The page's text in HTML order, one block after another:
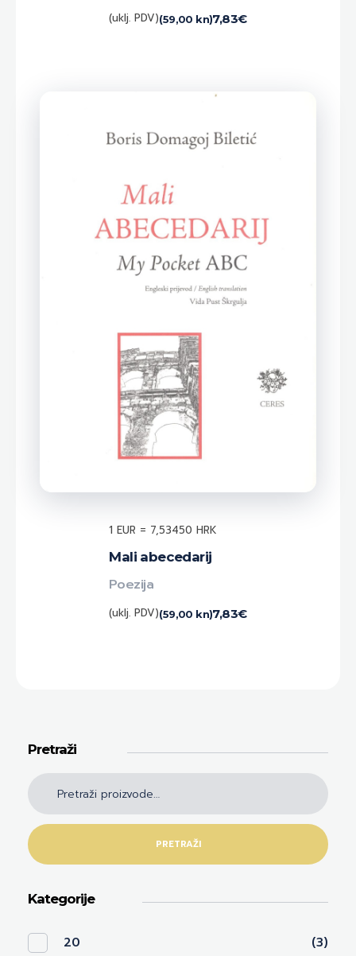
7,83€
(59,00 kn)
(uklj. PDV)
Mali abecedarij
7,83€
(59,00 kn)
(uklj. PDV)
Poezija
1 EUR = 7,53450 HRK
Pretraži
PRETRAŽI
Kategorije
20 (3)